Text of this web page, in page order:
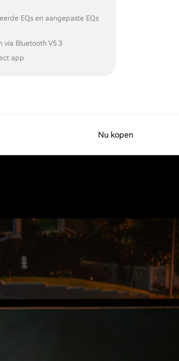
EQs en aangepaste EQs
via Bluetooth V5.3
app
Nu kopen